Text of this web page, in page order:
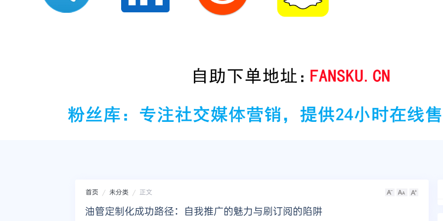
首页 未分类 正文
油管定制化成功路径：自我推广的魅力与刷订阅的陷阱